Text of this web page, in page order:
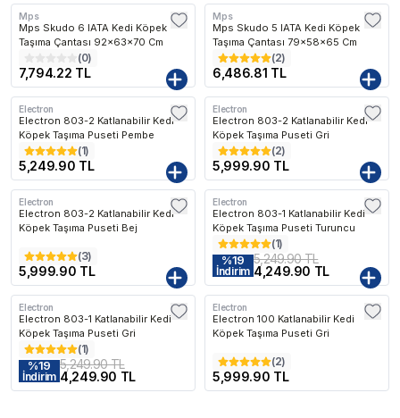
Mps
Mps Skudo 6 IATA Kedi Köpek
Taşıma Çantası 92x63x70 Cm
(0)
7,794.22 TL
Mps
Mps Skudo 5 IATA Kedi Köpek
Taşıma Çantası 79x58x65 Cm
(2)
6,486.81 TL
Electron
Electron 803-2 Katlanabilir Kedi
Köpek Taşıma Puseti Pembe
(1)
5,249.90 TL
Electron
Electron 803-2 Katlanabilir Kedi
Köpek Taşıma Puseti Gri
(2)
5,999.90 TL
Electron
Electron 803-2 Katlanabilir Kedi
Köpek Taşıma Puseti Bej
(3)
5,999.90 TL
Electron
Electron 803-1 Katlanabilir Kedi
Köpek Taşıma Puseti Turuncu
(1)
%19
İndirim
5,249.90 TL
4,249.90 TL
Electron
Electron 803-1 Katlanabilir Kedi
Köpek Taşıma Puseti Gri
(1)
%19
İndirim
5,249.90 TL
4,249.90 TL
Electron
Electron 100 Katlanabilir Kedi
Köpek Taşıma Puseti Gri
(2)
5,999.90 TL